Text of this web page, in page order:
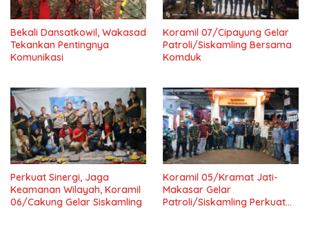
Bekali Dansatkowil, Wakasad
Tekankan Pentingnya
Komunikasi
Koramil 07/Cipayung Gelar
Patroli/Siskamling Bersama
Komduk
Perkuat Sinergi, Jaga
Keamanan Wilayah, Koramil
06/Cakung Gelar Siskamling
Koramil 05/Kramat Jati-
Makasar Gelar
Patroli/Siskamling Perkuat